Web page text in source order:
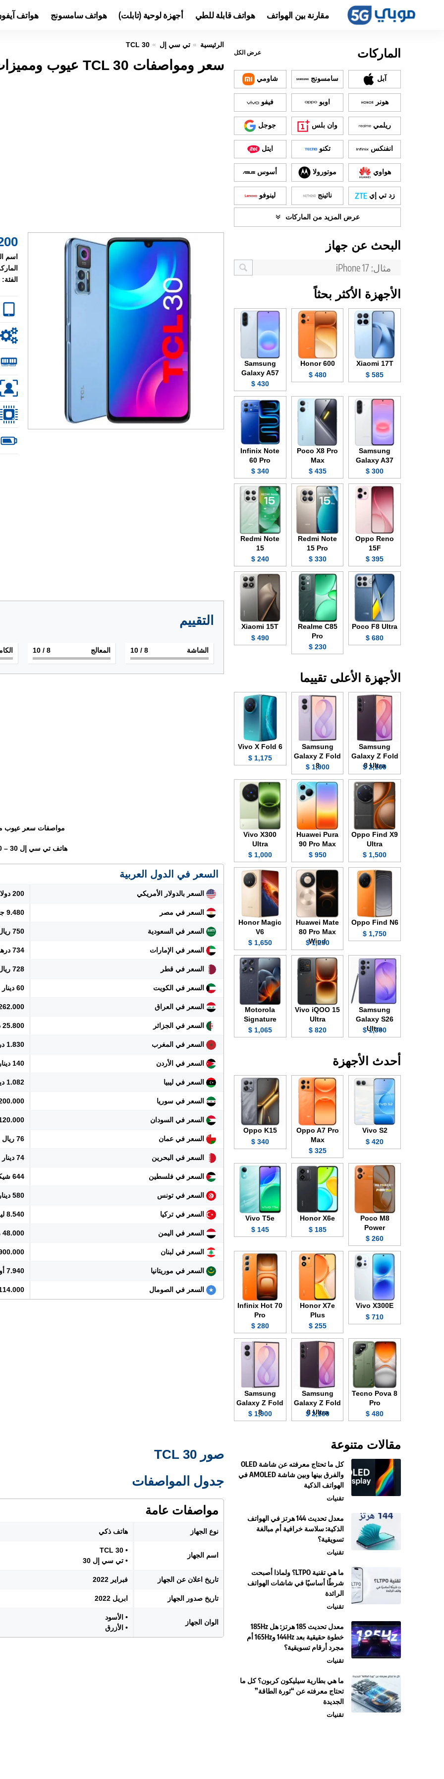
مقارنة بين الهواتف هواتف قابلة للطي أجهزة لوحية (تابلت) هواتف سامسونج هواتف
الرئيسية تي سي إل TCL 30
سعر ومواصفات TCL 30 عيوب ومميزات
$
اسم
الفئة:
التقييم
الشاشة 8
/ 10 المعالج 8
/ 10
مواصفات سعر عيوب
هاتف تي سي إل 30 – TCL 30
السعر في الدول العربية
السعر بالدولار الأمريكي 200 دولار
السعر في مصر 9.480 جنيه
السعر في السعودية 750 ريال
السعر في الإمارات 734 درهم
السعر في قطر 728 ريال
السعر في الكويت 60 دينار
السعر في العراق 262.000
السعر في الجزائر 25.800 دينار
السعر في المغرب 1.830 درهم
السعر في الأردن 140 دينار
السعر في ليبيا 1.082 دينار
السعر في سوريا 2.200.000
السعر في السودان 120.000
السعر في عمان 76 ريال
السعر في البحرين 74 دينار
السعر في فلسطين 644 شيكل
السعر في تونس 580 دينار
السعر في تركيا 8.540 ليرة
السعر في اليمن 48.000 ريال
السعر في لبنان
السعر في موريتانيا 7.940 أوقية
السعر في الصومال 114.000
صور TCL 30
جدول المواصفات
مواصفات عامة
نوع الجهاز هاتف ذكي
اسم الجهاز
• TCL 30
• تي سي إل 30
تاريخ اعلان عن الجهاز فبراير 2022
تاريخ صدور الجهاز ابريل 2022
الوان الجهاز
• الأسود
• الأزرق
الماركات عرض الكل
آبل سامسونج شاومي
هونر اوبو فيفو
ريلمي وان بلس جوجل
انفنكس تكنو ايتل
هواوي موتورولا أسوس
زد تي إي ناثينج لينوفو
عرض المزيد من الماركات
البحث عن جهاز
الأجهزة الأكثر بحثاً
Xiaomi 17T
585 $
Honor 600
480 $
Samsung
Galaxy A57
430 $
Samsung
Galaxy A37
300 $
Poco X8 Pro
Max
435 $
Infinix Note
60 Pro
340 $
Oppo Reno
15F
395 $
Redmi Note
15 Pro
330 $
Redmi Note
15
240 $
Poco F8 Ultra
680 $
Realme C85
Pro
230 $
Xiaomi 15T
490 $
الأجهزة الأعلى تقييما
Samsung
Galaxy Z Fold
8 Ultra
2,100 $
Samsung
Galaxy Z Fold
8
1,900 $
Vivo X Fold 6
1,175 $
Oppo Find X9
Ultra
1,500 $
Huawei Pura
90 Pro Max
950 $
Vivo X300
Ultra
1,000 $
Oppo Find N6
1,750 $
Huawei Mate
80 Pro Max
Wind
1,250 $
Honor Magic
V6
1,650 $
Samsung
Galaxy S26
Ultra
1,300 $
Vivo iQOO 15
Ultra
820 $
Motorola
Signature
1,065 $
أحدث الأجهزة
Vivo S2
420 $
Oppo A7 Pro
Max
325 $
Oppo K15
340 $
Poco M8
Power
260 $
Honor X6e
185 $
Vivo T5e
145 $
Vivo X300E
710 $
Honor X7e
Plus
255 $
Infinix Hot 70
Pro
280 $
Tecno Pova 8
Pro
480 $
Samsung
Galaxy Z Fold
8 Ultra
2,100 $
Samsung
Galaxy Z Fold
8
1,900 $
مقالات متنوعة
كل ما تحتاج معرفته عن شاشة OLED
والفرق بينها وبين شاشة AMOLED في
الهواتف الذكية
تقنيات
معدل تحديث 144 هرتز في الهواتف
الذكية: سلاسة خرافية أم مبالغة
تسويقية؟
تقنيات
ما هي تقنية LTPO؟ ولماذا أصبحت
شرطًا أساسيًا في شاشات الهواتف
الرائدة
تقنيات
معدل تحديث 185 هرتز: هل 185Hz
خطوة حقيقية بعد 144Hz و165Hz أم
مجرد أرقام تسويقية؟
تقنيات
ما هي بطارية سيليكون كربون؟ كل ما
تحتاج معرفته عن “ثورة الطاقة”
الجديدة
تقنيات